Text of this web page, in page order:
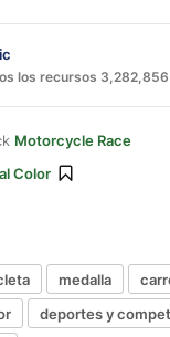
los recursos 3,282,856
Motorcycle Race
Color
medalla
deportes y